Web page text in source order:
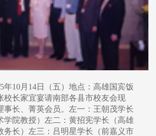
年10月14日（五）地点：高雄国宾饭
校长家宜宴请南部各县市校友会现
事长、菁英会员。左一：王朝茂学长
学院教授）左二：黄招宪学长（高雄
务长）左三：吕明星学长（前嘉义市